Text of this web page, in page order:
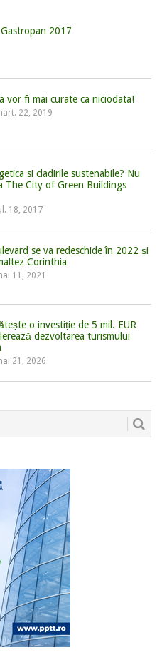
Gastropan 2017
vor fi mai curate ca niciodata!
22, 2019
si cladirile sustenabile? Nu
The City of Green Buildings
18, 2017
se va redeschide în 2022 și
Corinthia
11, 2021
o investiție de 5 mil. EUR
dezvoltarea turismului
21, 2026